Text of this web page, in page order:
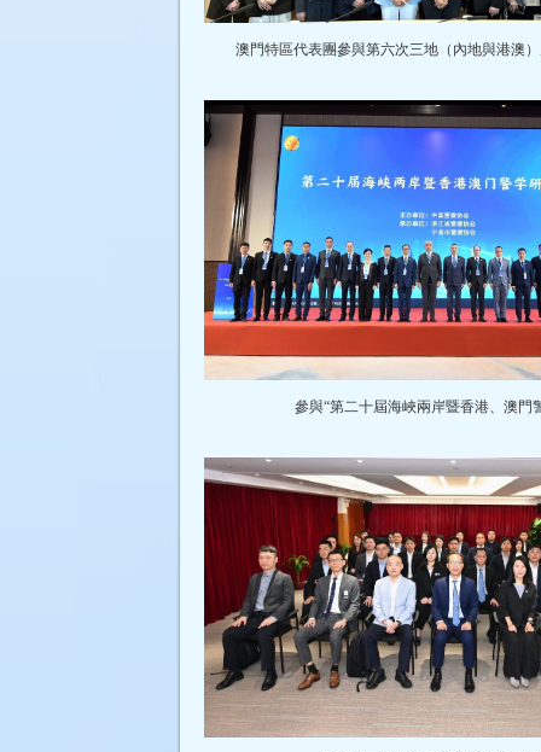
澳門特區代表團參與第六次三地（內地與港澳
參與“第二十屆海峽兩岸暨香港、澳